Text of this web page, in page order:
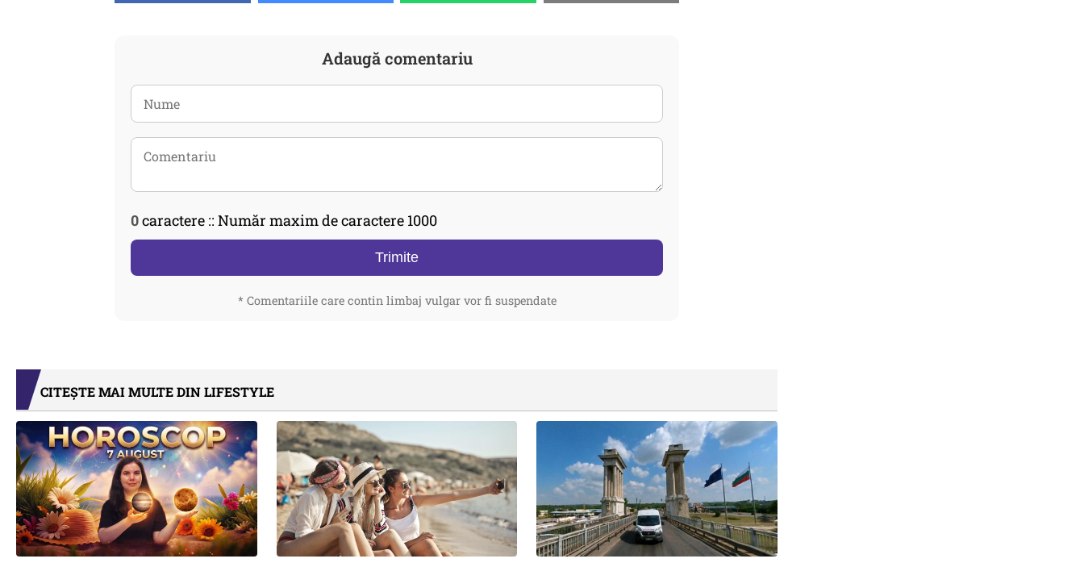
Adaugă comentariu
0caractere :: Număr maxim de caractere 1000
Trimite
* Comentariile care contin limbaj vulgar vor fi suspendate
CITEȘTE MAI MULTE DIN LIFESTYLE